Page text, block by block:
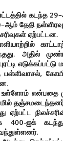
கடந்த
தேதி
ஏற்பட்டன.
அதில்
பள்ளிவாசல்,
என்பதை
ஐக்